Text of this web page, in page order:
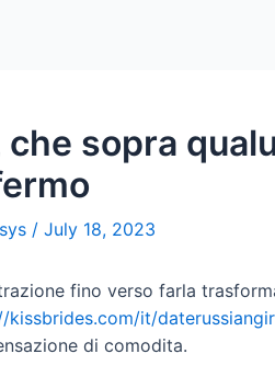
sopra
/ July 18, 2023
fino verso farla
kissbrides.com/it/
di comodita.